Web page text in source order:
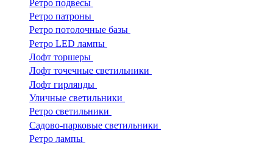
Ретро подвесы
Ретро патроны
Ретро потолочные базы
Ретро LED лампы
Лофт торшеры
Лофт точечные светильники
Лофт гирлянды
Уличные светильники
Ретро светильники
Садово-парковые светильники
Ретро лампы